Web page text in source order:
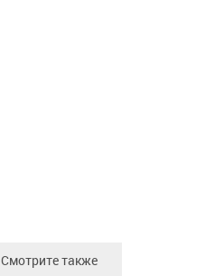
Смотрите также